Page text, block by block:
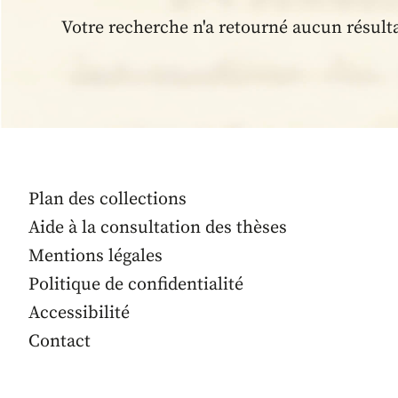
Votre recherche n'a retourné aucun
Plan des collections
Aide à la consultation des thèses
Mentions légales
Politique de confidentialité
Accessibilité
Contact